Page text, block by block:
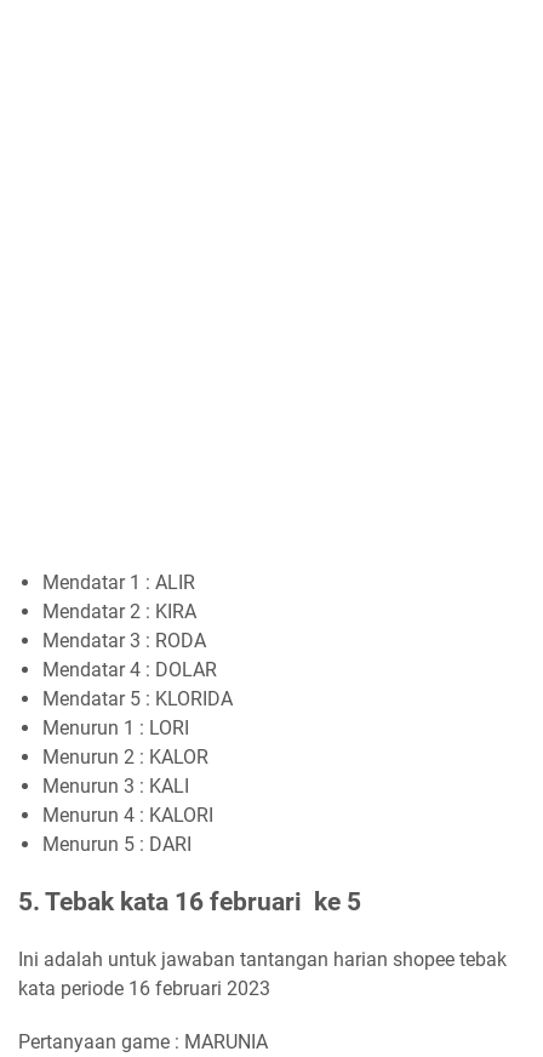
Mendatar 1 : ALIR
Mendatar 2 : KIRA
Mendatar 3 : RODA
Mendatar 4 : DOLAR
Mendatar 5 : KLORIDA
Menurun 1 : LORI
Menurun 2 : KALOR
Menurun 3 : KALI
Menurun 4 : KALORI
Menurun 5 : DARI
5. Tebak kata 16 februari ke 5
Ini adalah untuk jawaban tantangan harian shopee tebak
kata periode 16 februari 2023
Pertanyaan game : MARUNIA